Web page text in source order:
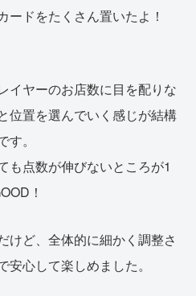
ードをたくさん置いたよ！
イヤーのお店数に目を配りな
位置を選んでいく感じが結構
。
も点数が伸びないところが1
！
けど、全体的に細かく調整さ
心して楽しめました。